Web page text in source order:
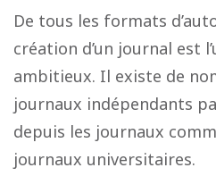
De tous les formats
création d’un journal est
ambitieux. Il existe de
journaux indépendants
depuis les journaux
journaux universitaires.